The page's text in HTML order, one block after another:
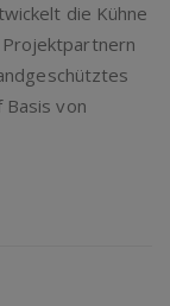
die Kühne
von